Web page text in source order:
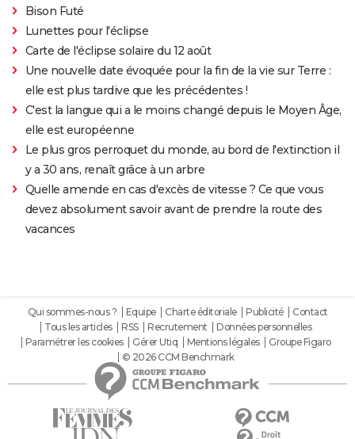
Bison Futé
Lunettes pour l'éclipse
Carte de l'éclipse solaire du 12 août
Une nouvelle date évoquée pour la fin de la vie sur Terre :
elle est plus tardive que les précédentes !
C'est la langue qui a le moins changé depuis le Moyen Âge,
elle est européenne
Le plus gros perroquet du monde, au bord de l'extinction il
y a 30 ans, renaît grâce à un arbre
Quelle amende en cas d'excès de vitesse ? Ce que vous
devez absolument savoir avant de prendre la route des
vacances
Qui sommes-nous ? Equipe Charte éditoriale Publicité
Contact
Tous les articles
RSS Recrutement
Données personnelles
Paramétrer les cookies
Gérer Utiq Mentions légales
Groupe Figaro
© 2026 CCM Benchmark